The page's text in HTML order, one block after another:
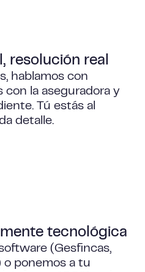
resolución real
hablamos con
con la aseguradora y
Tú estás al
detalle.
tecnológica
(Gesfincas,
o ponemos a tu